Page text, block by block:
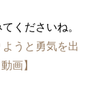
くださいね。
うと勇気を出
画】